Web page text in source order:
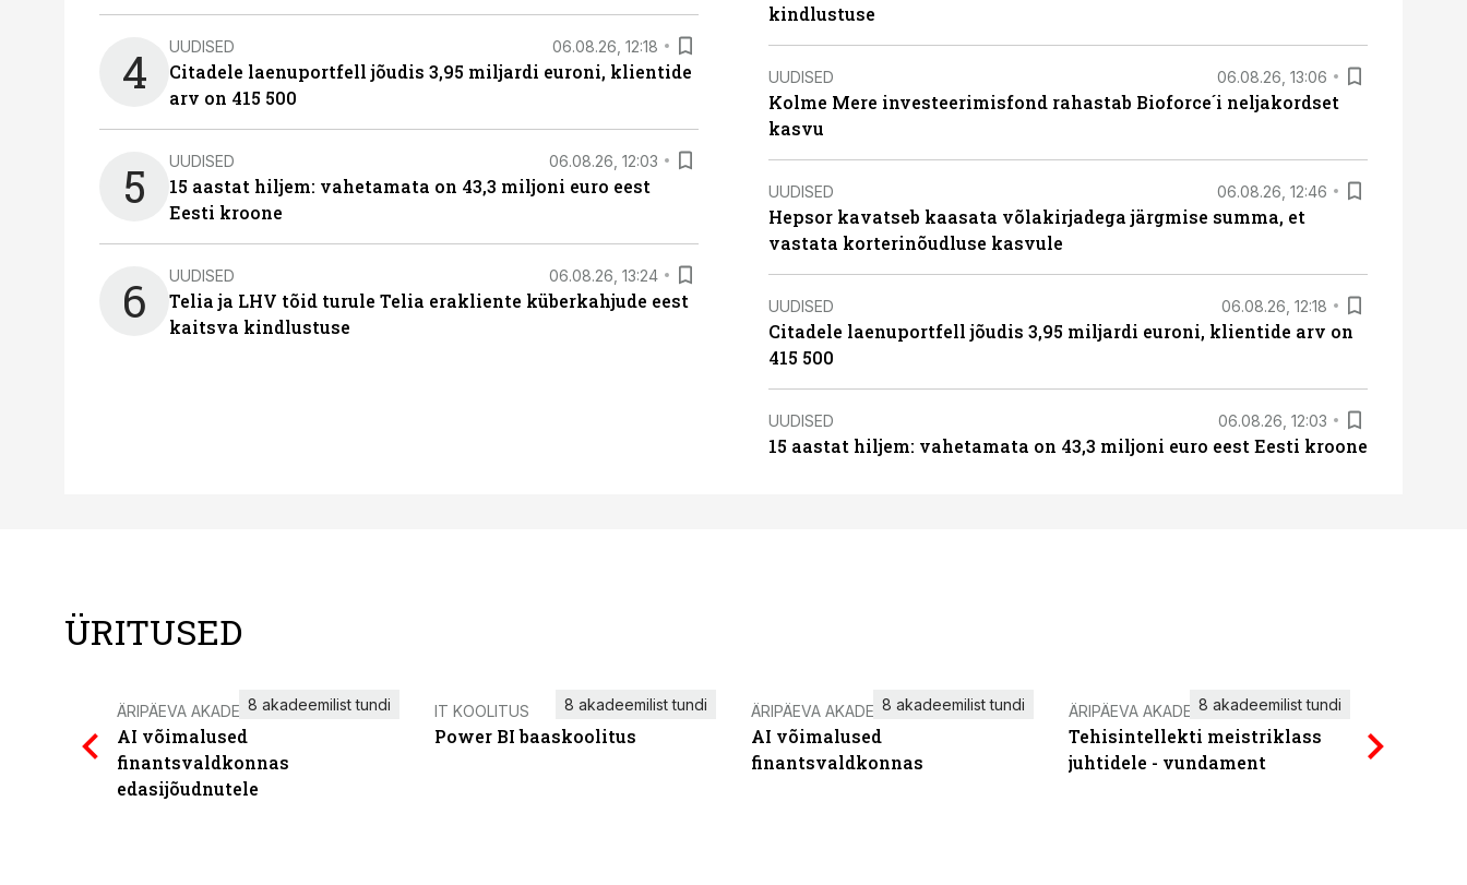
4 UUDISED 06.08.26, 12:18
Citadele laenuportfell jõudis 3,95 miljardi euroni, klientide
arv on 415 500
5 UUDISED 06.08.26, 12:03
15 aastat hiljem: vahetamata on 43,3 miljoni euro eest
Eesti kroone
6 UUDISED 06.08.26, 13:24
Telia ja LHV tõid turule Telia erakliente küberkahjude eest
kaitsva kindlustuse
kindlustuse
UUDISED 06.08.26, 13:06
Kolme Mere investeerimisfond rahastab Bioforce´i neljakordset
kasvu
UUDISED 06.08.26, 12:46
Hepsor kavatseb kaasata võlakirjadega järgmise summa, et
vastata korterinõudluse kasvule
UUDISED 06.08.26, 12:18
Citadele laenuportfell jõudis 3,95 miljardi euroni, klientide arv on
415 500
UUDISED 06.08.26, 12:03
15 aastat hiljem: vahetamata on 43,3 miljoni euro eest Eesti kroone
ÜRITUSED
ÄRIPÄEVA AKADEEMIA
AI võimalused
finantsvaldkonnas
edasijõudnutele
8 akadeemilist tundi IT KOOLITUS
Power BI baaskoolitus
8 akadeemilist tundi ÄRIPÄEVA AKADEEMIA
AI võimalused
finantsvaldkonnas
8 akadeemilist tundi ÄRIPÄEVA AKADEEMIA
Tehisintellekti meistriklass
juhtidele - vundament
8 akadeemilist tundi